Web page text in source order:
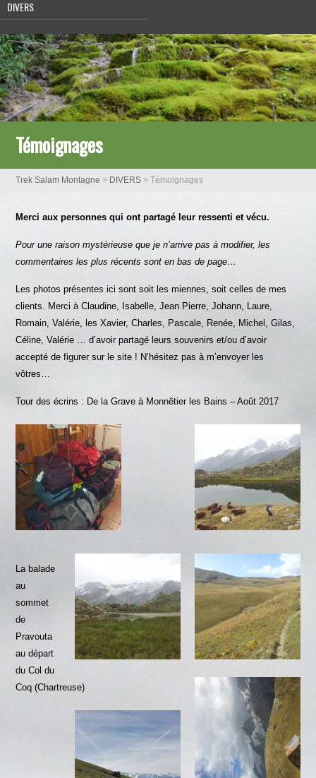
DIVERS
Témoignages
Trek Salam Montagne > DIVERS >Témoignages
Merci aux personnes qui ont partagé leur ressenti et vécu.
Pour une raison mystérieuse que je n’arrive pas à modifier, les
commentaires les plus récents sont en bas de page…
Les photos présentes ici sont soit les miennes, soit celles de mes
clients. Merci à Claudine, Isabelle, Jean Pierre, Johann, Laure,
Romain, Valérie, les Xavier, Charles, Pascale, Renée, Michel, Gilas,
Céline, Valérie … d’avoir partagé leurs souvenirs et/ou d’avoir
accepté de figurer sur le site ! N’hésitez pas à m’envoyer les
vôtres…
Tour des écrins : De la Grave à Monnêtier les Bains – Août 2017
La balade
au
sommet
de
Pravouta
au départ
du Col du
Coq (Chartreuse)